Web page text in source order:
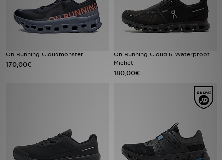
On Running Cloudmonster
170,00€
On Running Cloud 6 Waterproof
Miehet
180,00€
Tuotemerkit
Inspiroidu
Jalkapallo
Minun viestini